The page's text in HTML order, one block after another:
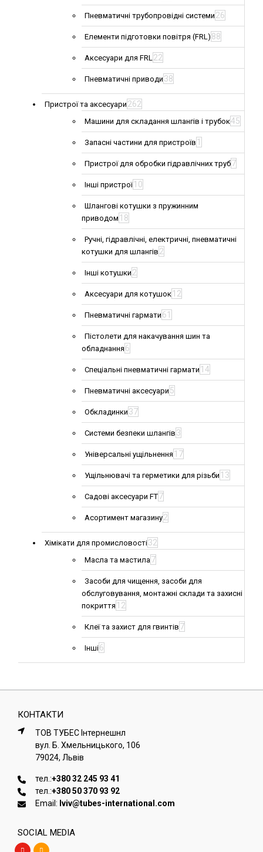
Пневматичні трубопровідні системи 26
Елементи підготовки повітря (FRL) 88
Аксесуари для FRL22
Пневматичні приводи 38
Пристрої та аксесуари 262
Машини для складання шлангів і трубок45
Запасні частини для пристроїв 1
Пристрої для обробки гідравлічних труб7
Інші пристрої 10
Шлангові котушки з пружинним
приводом 18
Ручні, гідравлічні, електричні, пневматичні
котушки для шлангів 2
Інші котушки 2
Аксесуари для котушок 12
Пневматичні гармати 61
Пістолети для накачування шин та
обладнання 6
Спеціальні пневматичні гармати 14
Пневматичні аксесуари 5
Обкладинки 37
Системи безпеки шлангів 3
Універсальні ущільнення 17
Ущільнювачі та герметики для різьби 13
Садові аксесуари FT7
Асортимент магазину2
Хімікати для промисловості32
Масла та мастила7
Засоби для чищення, засоби для
обслуговування, монтажні склади та захисні
покриття 12
Клеї та захист для гвинтів 7
Інші6
КОНТАКТИ
ТОВ ТУБЕС Iнтернешнл
вул. Б. Хмельницького, 106
79024, Львiв
тел.:+380 32 245 93 41
тел.:+380 50 370 93 92
Email: lviv@tubes-international.com
SOCIAL MEDIA